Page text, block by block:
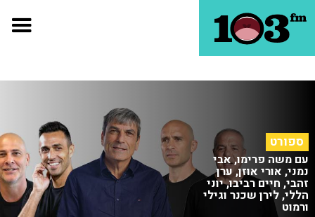
ספורט
עם משה פרימו, אבי
נמני, אורי אוזן, ערן
זהבי, חיים רביבו, יוני
הללי, לירן שכנר וגילי
ורמוט